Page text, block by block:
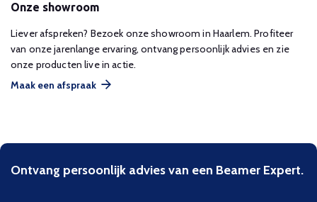
Onze showroom
Liever afspreken? Bezoek onze showroom in Haarlem. Profiteer
van onze jarenlange ervaring, ontvang persoonlijk advies en zie
onze producten live in actie.
Maak een afspraak
Ontvang persoonlijk advies van een Beamer Expert.